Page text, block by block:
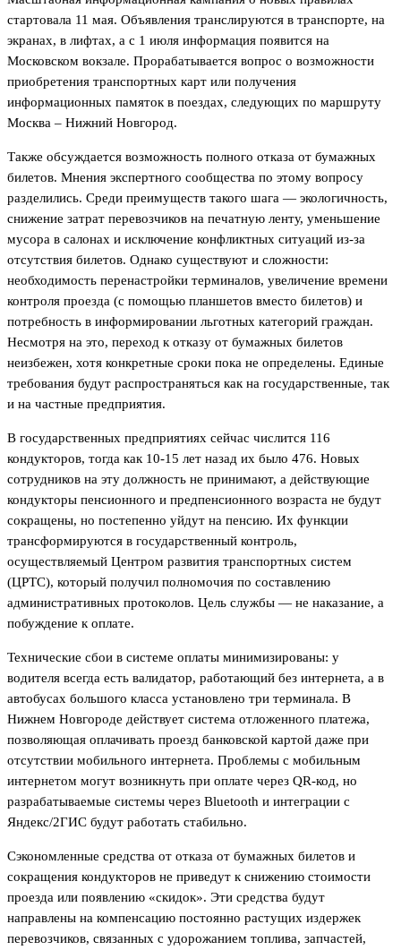
стартовала 11 мая. Объявления транслируются в транспорте, на
экранах, в лифтах, а с 1 июля информация появится на
Московском вокзале. Прорабатывается вопрос о возможности
приобретения транспортных карт или получения
информационных памяток в поездах, следующих по маршруту
Москва – Нижний Новгород.
Также обсуждается возможность полного отказа от бумажных
билетов. Мнения экспертного сообщества по этому вопросу
разделились. Среди преимуществ такого шага — экологичность,
снижение затрат перевозчиков на печатную ленту, уменьшение
мусора в салонах и исключение конфликтных ситуаций из-за
отсутствия билетов. Однако существуют и сложности:
необходимость перенастройки терминалов, увеличение времени
контроля проезда (с помощью планшетов вместо билетов) и
потребность в информировании льготных категорий граждан.
Несмотря на это, переход к отказу от бумажных билетов
неизбежен, хотя конкретные сроки пока не определены. Единые
требования будут распространяться как на государственные, так
и на частные предприятия.
В государственных предприятиях сейчас числится 116
кондукторов, тогда как 10-15 лет назад их было 476. Новых
сотрудников на эту должность не принимают, а действующие
кондукторы пенсионного и предпенсионного возраста не будут
сокращены, но постепенно уйдут на пенсию. Их функции
трансформируются в государственный контроль,
осуществляемый Центром развития транспортных систем
(ЦРТС), который получил полномочия по составлению
административных протоколов. Цель службы — не наказание, а
побуждение к оплате.
Технические сбои в системе оплаты минимизированы: у
водителя всегда есть валидатор, работающий без интернета, а в
автобусах большого класса установлено три терминала. В
Нижнем Новгороде действует система отложенного платежа,
позволяющая оплачивать проезд банковской картой даже при
отсутствии мобильного интернета. Проблемы с мобильным
интернетом могут возникнуть при оплате через QR-код, но
разрабатываемые системы через Bluetooth и интеграции с
Яндекс/2ГИС будут работать стабильно.
Сэкономленные средства от отказа от бумажных билетов и
сокращения кондукторов не приведут к снижению стоимости
проезда или появлению «скидок». Эти средства будут
направлены на компенсацию постоянно растущих издержек
перевозчиков, связанных с удорожанием топлива, запчастей,